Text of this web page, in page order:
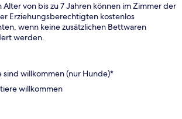
Alter von bis zu 7 Jahren können im Zimmer der
Erziehungsberechtigten kostenlos
wenn keine zusätzlichen Bettwaren
werden.
sind willkommen (nur Hunde)*
willkommen